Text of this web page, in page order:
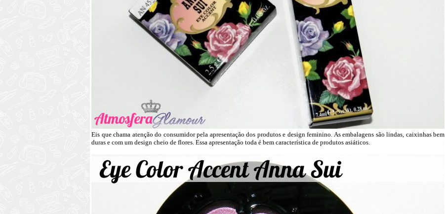
Eis que chama atenção do consumidor pela apresentação dos produtos e design feminino. As embalagens são lindas, caixinhas bem
duras e com um design cheio de flores. Essa apresentação toda é bem característica de produtos asiáticos.